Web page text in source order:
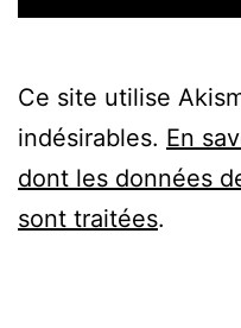
Ce site utilise
indésirables. En
dont les données
sont traitées.